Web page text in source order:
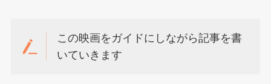
この映画をガイドにしながら記事を書
いていきます